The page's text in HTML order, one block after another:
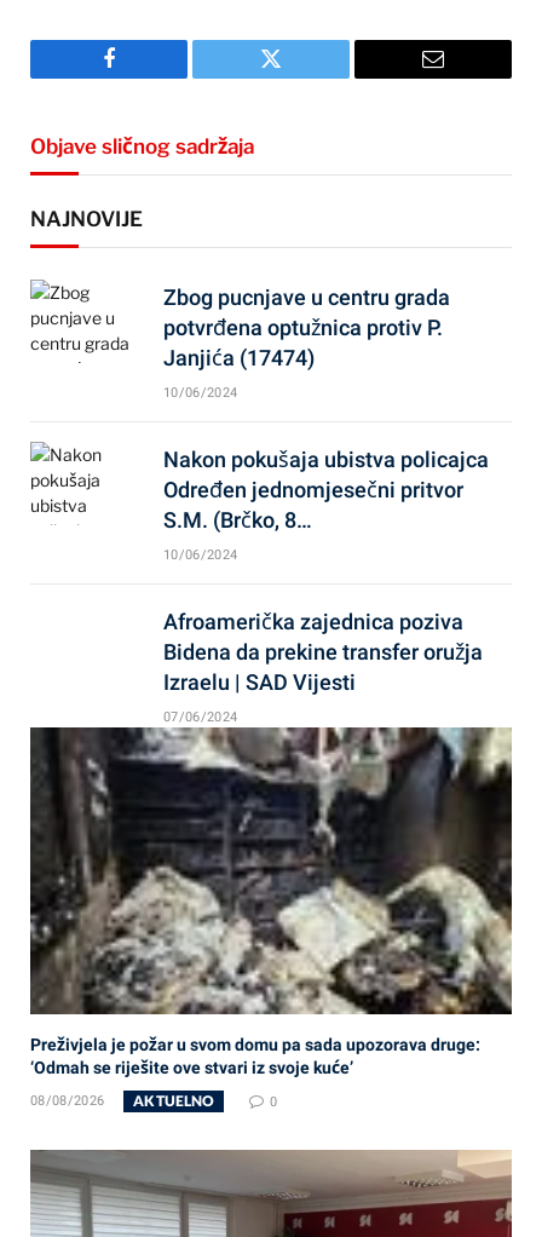
Facebook Twitter Email
Objave sličnog sadržaja
NAJNOVIJE
Zbog pucnjave u centru grada
potvrđena optužnica protiv P.
Janjića (17474)
10/06/2024
Nakon pokušaja ubistva policajca
Određen jednomjesečni pritvor
S.M. (Brčko, 8…
10/06/2024
Afroamerička zajednica poziva
Bidena da prekine transfer oružja
Izraelu | SAD Vijesti
07/06/2024
Preživjela je požar u svom domu pa sada upozorava druge:
‘Odmah se riješite ove stvari iz svoje kuće’
08/08/2026 AKTUELNO 0